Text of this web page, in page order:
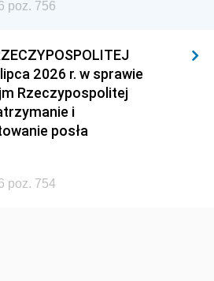
poz. 756
2026 r. w sprawie
Rzeczypospolitej
i
posła
poz. 754